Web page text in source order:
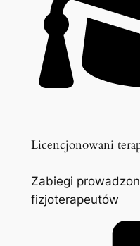
Licencjonowani
Zabiegi
fizjoterapeutów